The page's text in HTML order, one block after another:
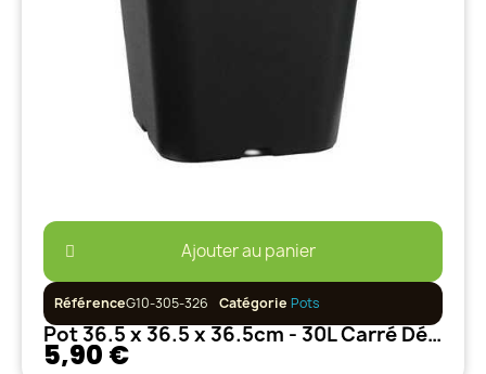
Ajouter au panier
RéférenceG10-305-326 Catégorie Pots
Pot 36.5 x 36.5 x 36.5cm - 30L Carré Décoré
5,90 €